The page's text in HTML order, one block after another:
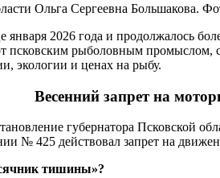
Ольга Сергеевна Большакова.
2026 года и продолжалось
псковским рыболовным
экологии и ценах на рыбу.
Весенний запрет на
губернатора Псковской
№ 425 действовал запрет на
тишины»?